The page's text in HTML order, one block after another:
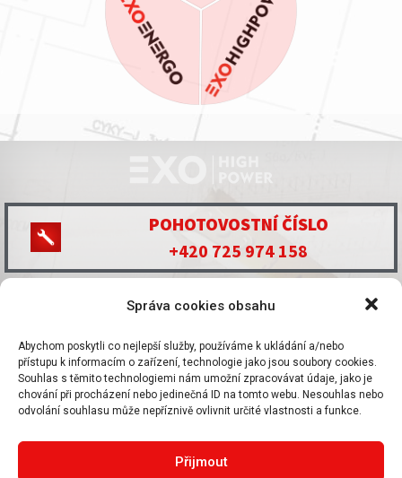
Správa cookies obsahu
Abychom poskytli co nejlepší služby, používáme k ukládání a/nebo
přístupu k informacím o zařízení, technologie jako jsou soubory cookies.
Souhlas s těmito technologiemi nám umožní zpracovávat údaje, jako je
chování při procházení nebo jedinečná ID na tomto webu. Nesouhlas nebo
odvolání souhlasu může nepříznivě ovlivnit určité vlastnosti a funkce.
Přijmout
POHOTOVOSTNÍ ČÍSLO
+420 725 974 158
EXO HIGHPOWER s.r.o.
České Budějovice
IČ: 07281641 DIČ:
CZ07281641
KONTAKT
Pokud máte dotazy, neváhejte
nás kontaktovat.
Napište nám